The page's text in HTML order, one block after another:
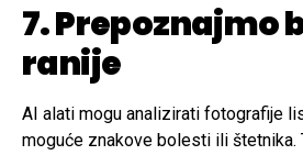
7. Prepoznajmo
ranije
AI alati mogu analizirati fotografije
moguće znakove bolesti ili štetnika.